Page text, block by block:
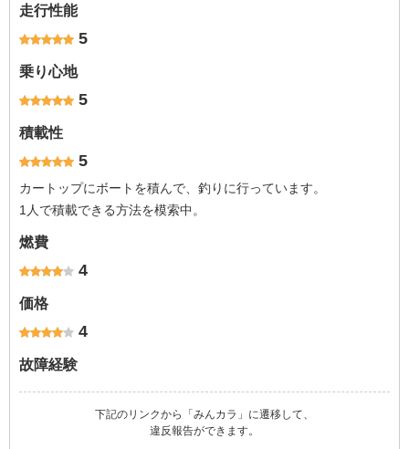
走行性能
5
乗り心地
5
積載性
5
カートップにボートを積んで、釣りに行っています。
1人で積載できる方法を模索中。
燃費
4
価格
4
故障経験
下記のリンクから「みんカラ」に遷移して、
違反報告ができます。